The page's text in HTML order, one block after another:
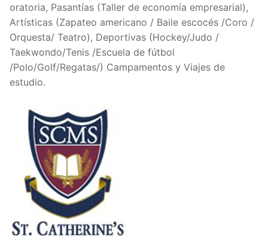
oratoria, Pasantías (Taller de economía empresarial),
Artísticas (Zapateo americano / Baile escocés /Coro /
Orquesta/ Teatro), Deportivas (Hockey/Judo /
Taekwondo/Tenis /Escuela de fútbol
/Polo/Golf/Regatas/) Campamentos y Viajes de
estudio.